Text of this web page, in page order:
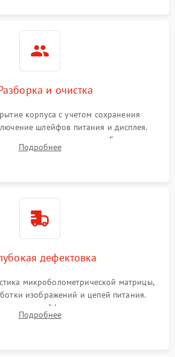
и очистка
корпуса с учетом сохранения
шлейфов питания и дисплея.
плат от окислов и пыли. Бережная
объектива специализированными
Подробнее
дефектовка
микроболометрической матрицы,
изображений и цепей питания.
шлейфов, модуля памяти и
сгоревших SMD-компонентов
Подробнее